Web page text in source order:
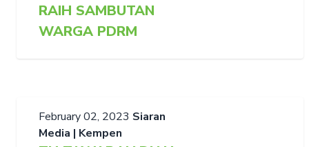
RAIH SAMBUTAN
WARGA PDRM
February 02, 2023 Siaran
Media | Kempen